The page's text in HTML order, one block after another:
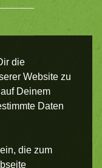
die
Website zu
Deinem
Daten
die zum